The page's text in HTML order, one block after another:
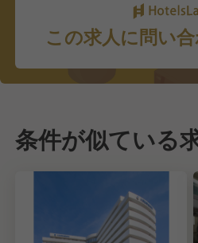
この求人に問い
条件が似ている